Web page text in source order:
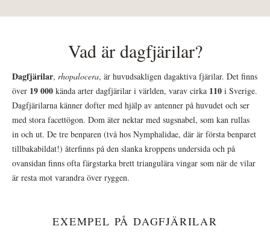
Vad är dagfjärilar?
Dagfjärilar, rhopalocera, är huvudsakligen dagaktiva fjärilar. Det finns
över 19 000 kända arter dagfjärilar i världen, varav cirka 110 i Sverige.
Dagfjärilarna känner dofter med hjälp av antenner på huvudet och ser
med stora facettögon. Dom äter nektar med sugsnabel, som kan rullas
in och ut. De tre benparen (två hos Nymphalidae, där är första benparet
tillbakabildat!) återfinns på den slanka kroppens undersida och på
ovansidan finns ofta färgstarka brett triangulära vingar som när de vilar
är resta mot varandra över ryggen.
EXEMPEL PÅ DAGFJÄRILAR